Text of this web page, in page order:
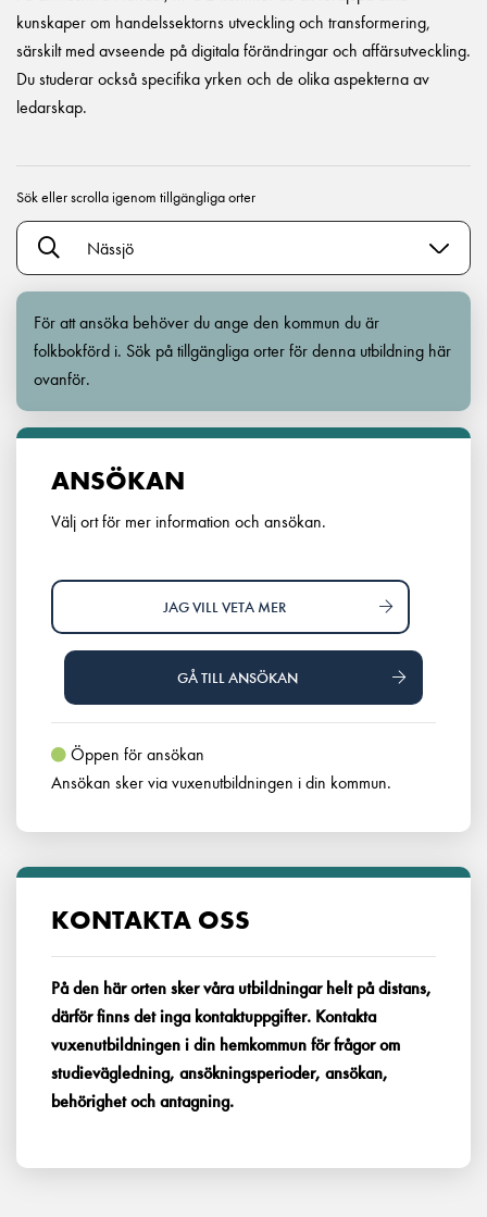
kunskaper om handelssektorns utveckling och transformering,
särskilt med avseende på digitala förändringar och affärsutveckling.
Du studerar också specifika yrken och de olika aspekterna av
ledarskap.
Sök eller scrolla igenom tillgängliga orter
Nässjö
För att ansöka behöver du ange den kommun du är
folkbokförd i. Sök på tillgängliga orter för denna utbildning här
ovanför.
ANSÖKAN
Välj ort för mer information och ansökan.
JAG VILL VETA MER
GÅ TILL ANSÖKAN
Öppen för ansökan
Ansökan sker via vuxenutbildningen i din kommun.
KONTAKTA OSS
På den här orten sker våra utbildningar helt på distans,
därför finns det inga kontaktuppgifter. Kontakta
vuxenutbildningen i din hemkommun för frågor om
studievägledning, ansökningsperioder, ansökan,
behörighet och antagning.